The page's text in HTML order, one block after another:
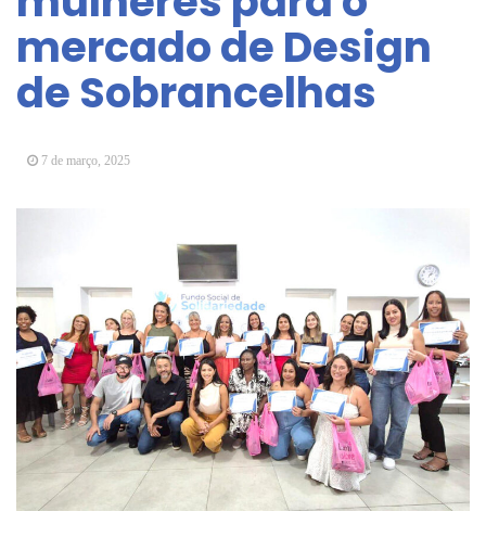
Vereadores Mirins iniciam jornada no Legislativo
com participação em Sessão Simulada
CONDEMAT+ e Sesc Mogi das Cruzes
promovem palestra sobre diversidade e inclusão no
mercado de Design
de Sobrancelhas
7 de março, 2025